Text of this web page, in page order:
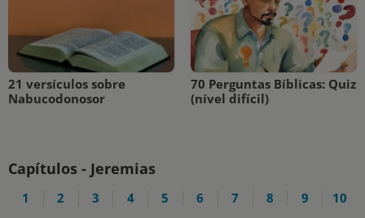
21 versículos sobre
Nabucodonosor
70 Perguntas Bíblicas: Quiz
(nível difícil)
Capítulos - Jeremias
1 2 3 4 5 6 7 8 9
10